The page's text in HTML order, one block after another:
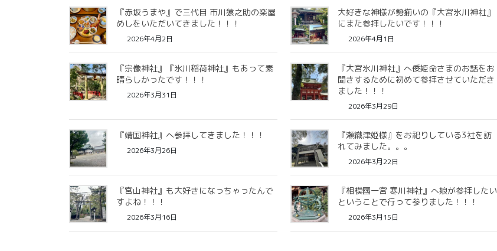
『赤坂うまや』で三代目 市川猿之助の楽屋
めしをいただいてきました！！！
2026年4月2日
大好きな神様が勢揃いの『大宮氷川神社』
にまた参拝したいです！！！
2026年4月1日
『宗像神社』『氷川稲荷神社』もあって素
晴らしかったです！！！
2026年3月31日
『大宮氷川神社』へ倭姫命さまのお話をお
聞きするために初めて参拝させていただき
ました！！！
2026年3月29日
『靖国神社』へ参拝してきました！！！
2026年3月26日
『瀬織津姫様』をお祀りしている3社を訪
れてみました。。。
2026年3月22日
『宮山神社』も大好きになっちゃったんで
すよね！！！
2026年3月16日
『相模國一宮 寒川神社』へ娘が参拝したい
ということで行って参りました！！！
2026年3月15日